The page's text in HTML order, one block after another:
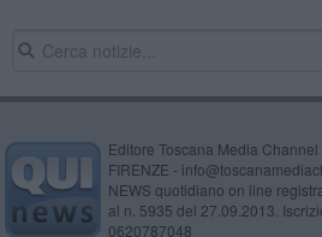
Editore Toscana Media
FIRENZE -
NEWS quotidiano on line
al n. 5935 del 27.09.2013.
0620787048